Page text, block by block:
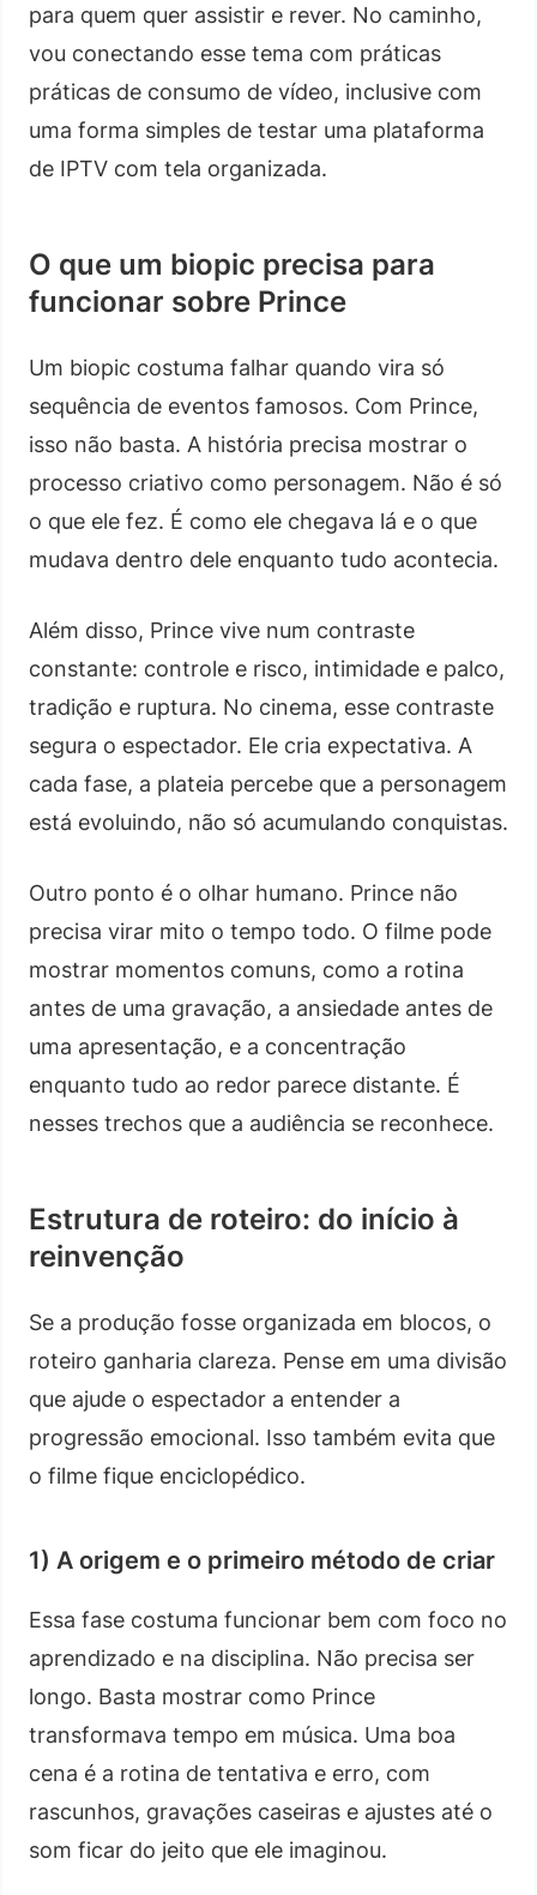
para quem quer assistir e rever. No caminho,
vou conectando esse tema com práticas
práticas de consumo de vídeo, inclusive com
uma forma simples de testar uma plataforma
de IPTV com tela organizada.
O que um biopic precisa para
funcionar sobre Prince
Um biopic costuma falhar quando vira só
sequência de eventos famosos. Com Prince,
isso não basta. A história precisa mostrar o
processo criativo como personagem. Não é só
o que ele fez. É como ele chegava lá e o que
mudava dentro dele enquanto tudo acontecia.
Além disso, Prince vive num contraste
constante: controle e risco, intimidade e palco,
tradição e ruptura. No cinema, esse contraste
segura o espectador. Ele cria expectativa. A
cada fase, a plateia percebe que a personagem
está evoluindo, não só acumulando conquistas.
Outro ponto é o olhar humano. Prince não
precisa virar mito o tempo todo. O filme pode
mostrar momentos comuns, como a rotina
antes de uma gravação, a ansiedade antes de
uma apresentação, e a concentração
enquanto tudo ao redor parece distante. É
nesses trechos que a audiência se reconhece.
Estrutura de roteiro: do início à
reinvenção
Se a produção fosse organizada em blocos, o
roteiro ganharia clareza. Pense em uma divisão
que ajude o espectador a entender a
progressão emocional. Isso também evita que
o filme fique enciclopédico.
1) A origem e o primeiro método de criar
Essa fase costuma funcionar bem com foco no
aprendizado e na disciplina. Não precisa ser
longo. Basta mostrar como Prince
transformava tempo em música. Uma boa
cena é a rotina de tentativa e erro, com
rascunhos, gravações caseiras e ajustes até o
som ficar do jeito que ele imaginou.